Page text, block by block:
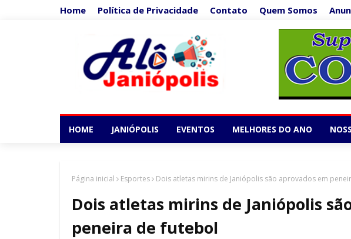
Home Política de Privacidade Contato Quem Somos
HOME JANIÓPOLIS EVENTOS MELHORES DO ANO
Página inicial Esportes Dois atletas mirins de Janiópolis são aprovados em
Dois atletas mirins de Janiópolis
peneira de futebol